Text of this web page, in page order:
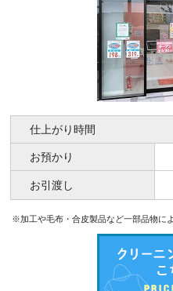
仕上がり時間
お預かり
お引渡し
※加工や毛布・合皮製品など一部品物に